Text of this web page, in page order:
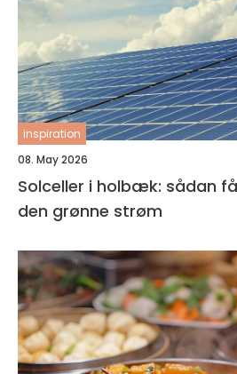
inspiration
08. May 2026
Solceller i holbæk: sådan
den grønne strøm